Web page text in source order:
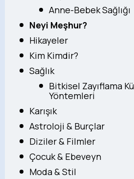
Anne-Bebek Sağlığı
Neyi Meşhur?
Hikayeler
Kim Kimdir?
Sağlık
Bitkisel Zayıflama
Yöntemleri
Karışık
Astroloji & Burçlar
Diziler & Filmler
Çocuk & Ebeveyn
Moda & Stil